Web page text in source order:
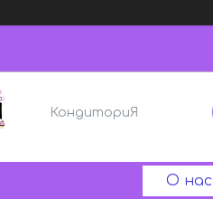
КондиториЯ
О нас